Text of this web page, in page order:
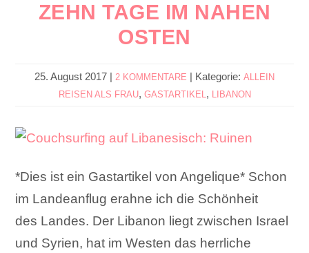
ZEHN TAGE IM NAHEN
OSTEN
25. August 2017 | 2 KOMMENTARE | Kategorie: ALLEIN
REISEN ALS FRAU, GASTARTIKEL, LIBANON
*Dies ist ein Gastartikel von Angelique* Schon
im Landeanflug erahne ich die Schönheit
des Landes. Der Libanon liegt zwischen Israel
und Syrien, hat im Westen das herrliche